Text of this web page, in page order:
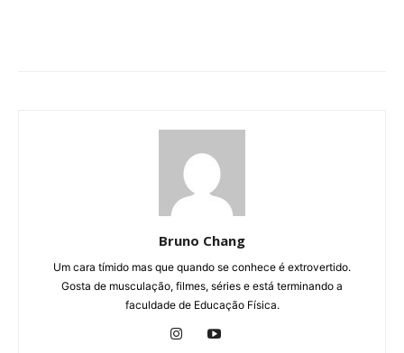
Bruno Chang
Um cara tímido mas que quando se conhece é extrovertido.
Gosta de musculação, filmes, séries e está terminando a
faculdade de Educação Física.